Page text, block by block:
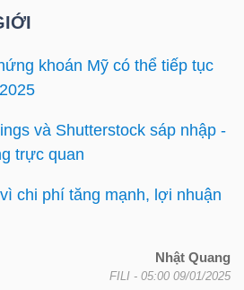
khoán Mỹ có thể tiếp tục
và Shutterstock sáp nhập -
trực quan
chi phí tăng mạnh, lợi nhuận
Nhật Quang
FILI - 05:00 09/01/2025